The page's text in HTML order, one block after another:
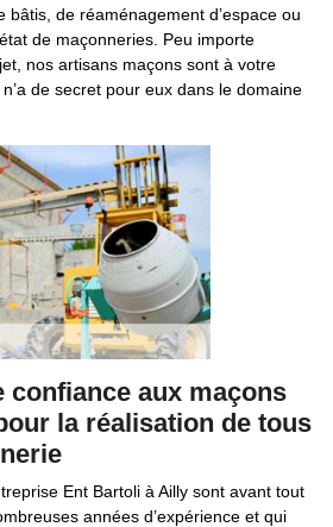
bâtis, de réaménagement d’espace ou
de maçonneries. Peu importe
nos artisans maçons sont à votre
de secret pour eux dans le domaine
confiance aux maçons
la réalisation de tous
Ent Bartoli à Ailly sont avant tout
années d’expérience et qui